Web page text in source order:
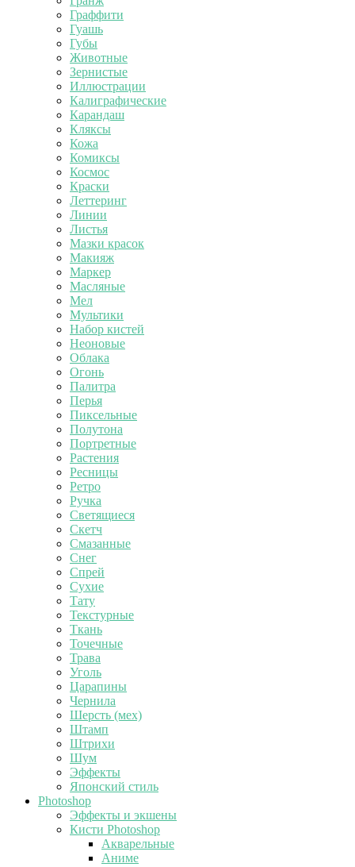
Граффити
Гуашь
Губы
Животные
Зернистые
Иллюстрации
Калиграфические
Карандаш
Кляксы
Кожа
Комиксы
Космос
Краски
Леттеринг
Линии
Листья
Мазки красок
Макияж
Маркер
Масляные
Мел
Мультики
Набор кистей
Неоновые
Облака
Огонь
Палитра
Перья
Пиксельные
Полутона
Портретные
Растения
Ресницы
Ретро
Ручка
Светящиеся
Скетч
Смазанные
Снег
Спрей
Сухие
Тату
Текстурные
Ткань
Точечные
Трава
Уголь
Царапины
Чернила
Шерсть (мех)
Штамп
Штрихи
Шум
Эффекты
Японский стиль
Photoshop
Эффекты и экшены
Кисти Photoshop
Акварельные
Аниме